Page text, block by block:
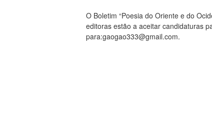
O Boletim “Poesia do Oriente e do
editoras estão a aceitar candidaturas
para:gaogao333@gmail.com.